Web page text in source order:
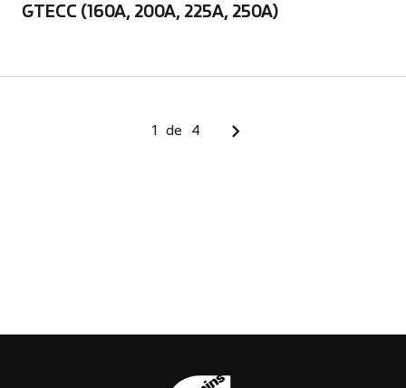
GTECC (160A, 200A, 225A, 250A)
1 de 4